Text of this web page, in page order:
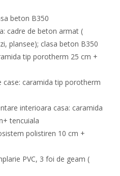
beton B350
cadre de beton armat (
plansee); clasa beton B350
tip porotherm 25 cm +
case: caramida tip porotherm
interioara casa: caramida
tencuiala
polistiren 10 cm +
PVC, 3 foi de geam (